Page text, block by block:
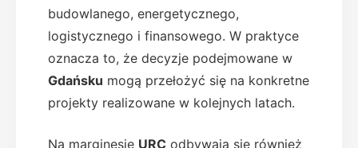
budowlanego, energetycznego,
logistycznego i finansowego. W praktyce
oznacza to, że decyzje podejmowane w
Gdańsku mogą przełożyć się na konkretne
projekty realizowane w kolejnych latach.
Na marginesie URC odbywają się również